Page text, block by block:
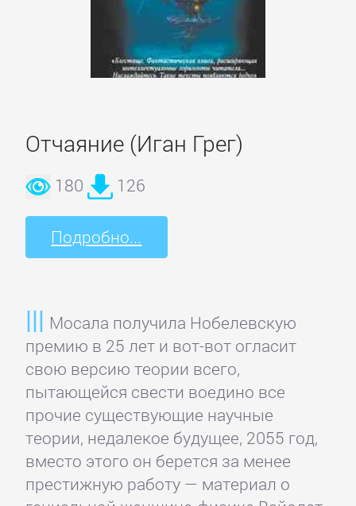
Отчаяние (Иган Грег)
180 126
Подробно...
Мосала получила Нобелевскую
премию в 25 лет и вот-вот огласит
свою версию теории всего,
пытающейся свести воедино все
прочие существующие научные
теории, недалекое будущее, 2055 год,
вместо этого он берется за менее
престижную работу — материал о
Юриспруденция,
ПОВЕСТИ
Очерки
Повести
Рассказы
Эссе